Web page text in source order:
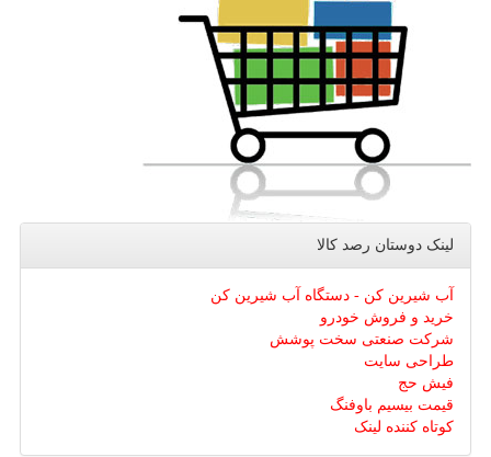
لینک دوستان رصد كالا
آب شیرین کن - دستگاه آب شیرین کن
خرید و فروش خودرو
شرکت صنعتی سخت پوشش
طراحی سایت
فیش حج
قیمت بیسیم باوفنگ
کوتاه کننده لینک